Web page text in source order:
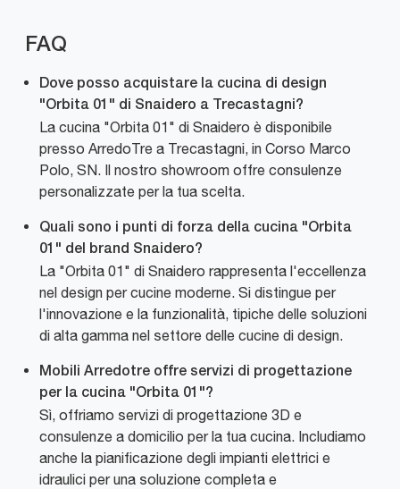
FAQ
Dove posso acquistare la cucina di design
"Orbita 01" di Snaidero a Trecastagni?
La cucina "Orbita 01" di Snaidero è disponibile
presso ArredoTre a Trecastagni, in Corso Marco
Polo, SN. Il nostro showroom offre consulenze
personalizzate per la tua scelta.
Quali sono i punti di forza della cucina "Orbita
01" del brand Snaidero?
La "Orbita 01" di Snaidero rappresenta l'eccellenza
nel design per cucine moderne. Si distingue per
l'innovazione e la funzionalità, tipiche delle soluzioni
di alta gamma nel settore delle cucine di design.
Mobili Arredotre offre servizi di progettazione
per la cucina "Orbita 01"?
Sì, offriamo servizi di progettazione 3D e
consulenze a domicilio per la tua cucina. Includiamo
anche la pianificazione degli impianti elettrici e
idraulici per una soluzione completa e